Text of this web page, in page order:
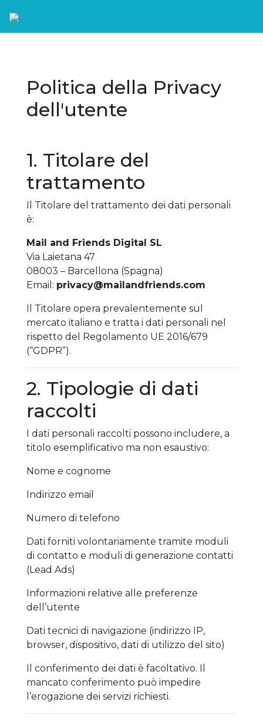
Politica della Privacy
dell'utente
1. Titolare del
trattamento
Il Titolare del trattamento dei dati personali
è:
Mail and Friends Digital SL
Via Laietana 47
08003 – Barcellona (Spagna)
Email: privacy@mailandfriends.com
Il Titolare opera prevalentemente sul
mercato italiano e tratta i dati personali nel
rispetto del Regolamento UE 2016/679
(“GDPR”).
2. Tipologie di dati
raccolti
I dati personali raccolti possono includere, a
titolo esemplificativo ma non esaustivo:
Nome e cognome
Indirizzo email
Numero di telefono
Dati forniti volontariamente tramite moduli
di contatto e moduli di generazione contatti
(Lead Ads)
Informazioni relative alle preferenze
dell’utente
Dati tecnici di navigazione (indirizzo IP,
browser, dispositivo, dati di utilizzo del sito)
Il conferimento dei dati è facoltativo. Il
mancato conferimento può impedire
l’erogazione dei servizi richiesti.